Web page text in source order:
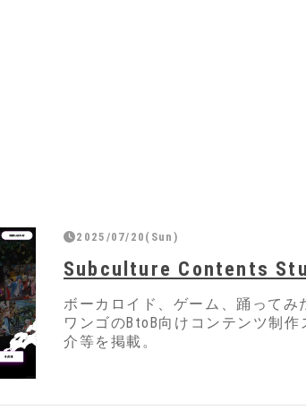
2025/07/20(Sun)
Subculture Contents
ボーカロイド、ゲーム、踊ってみ
ワンゴのBtoB向けコンテンツ制
介等を掲載。